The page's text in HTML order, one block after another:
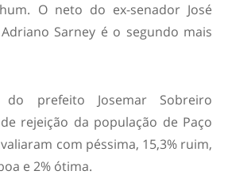
O neto do ex-senador José
Sarney é o segundo mais
do prefeito Josemar Sobreiro
rejeição da população de Paço
com péssima, 15,3% ruim,
e 2% ótima.